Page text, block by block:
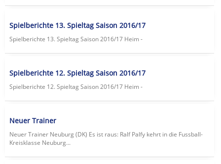
Spielberichte 13. Spieltag Saison 2016/17
Spielberichte 13. Spieltag Saison 2016/17 Heim -
Spielberichte 12. Spieltag Saison 2016/17
Spielberichte 12. Spieltag Saison 2016/17 Heim -
Neuer Trainer
Neuer Trainer Neuburg (DK) Es ist raus: Ralf Palfy kehrt in die Fussball-
Kreisklasse Neuburg...